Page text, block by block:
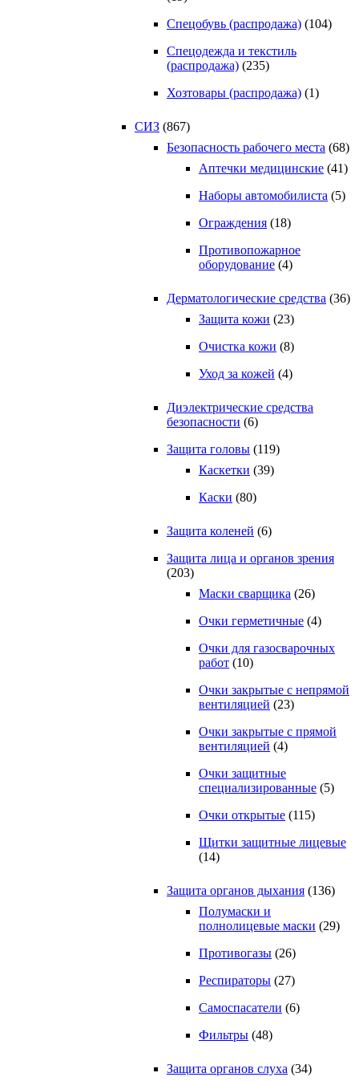
Спецобувь (распродажа) (104)
Спецодежда и текстиль
(распродажа) (235)
Хозтовары (распродажа) (1)
СИЗ (867)
Безопасность рабочего места (68)
Аптечки медицинские (41)
Наборы автомобилиста (5)
Ограждения (18)
Противопожарное
оборудование (4)
Дерматологические средства (36)
Защита кожи (23)
Очистка кожи (8)
Уход за кожей (4)
Диэлектрические средства
безопасности (6)
Защита головы (119)
Каскетки (39)
Каски (80)
Защита коленей (6)
Защита лица и органов зрения
(203)
Маски сварщика (26)
Очки герметичные (4)
Очки для газосварочных
работ (10)
Очки закрытые с непрямой
вентиляцией (23)
Очки закрытые с прямой
вентиляцией (4)
Очки защитные
специализированные (5)
Очки открытые (115)
Щитки защитные лицевые
(14)
Защита органов дыхания (136)
Полумаски и
полнолицевые маски (29)
Противогазы (26)
Респираторы (27)
Самоспасатели (6)
Фильтры (48)
Защита органов слуха (34)